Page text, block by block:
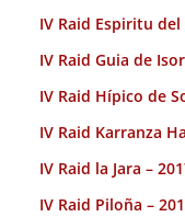
IV Raid Espiritu
IV Raid Guia de
IV Raid Hípico de
IV Raid Karranza
IV Raid la Jara –
IV Raid Piloña –